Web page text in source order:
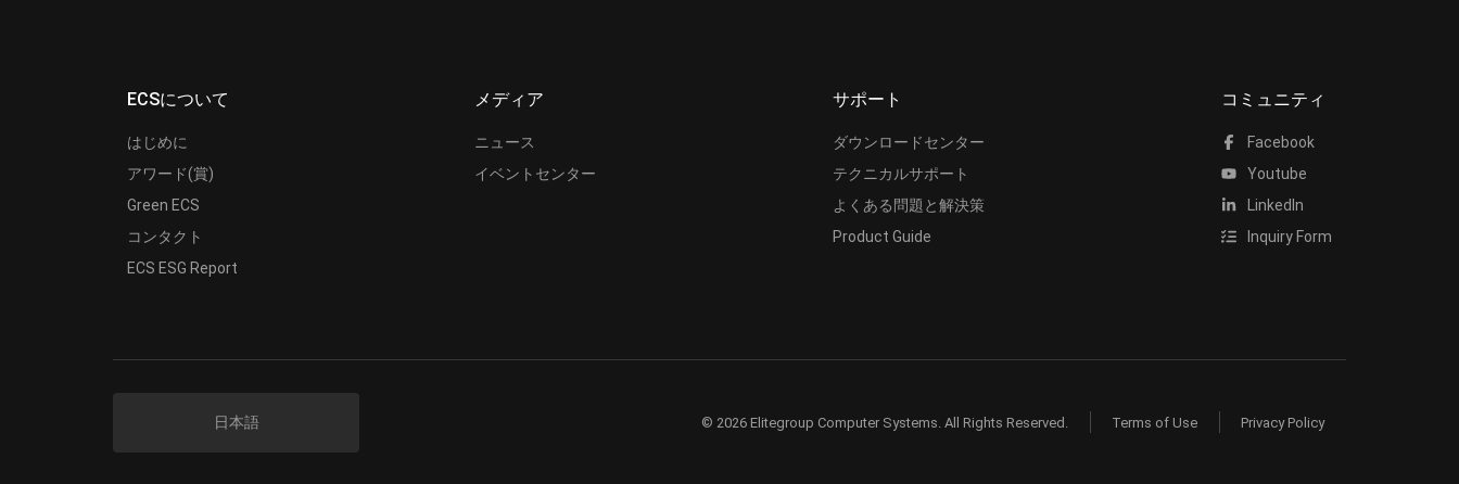
ECSについて
はじめに
アワード(賞)
Green ECS
コンタクト
ECS ESG Report
メディア
ニュース
イベントセンター
サポート
ダウンロードセンター
テクニカルサポート
よくある問題と解決策
Product Guide
コミュニティ
Facebook
Youtube
LinkedIn
Inquiry Form
日本語 © 2026 Elitegroup Computer Systems. All Rights Reserved. Terms of Use Privacy Policy